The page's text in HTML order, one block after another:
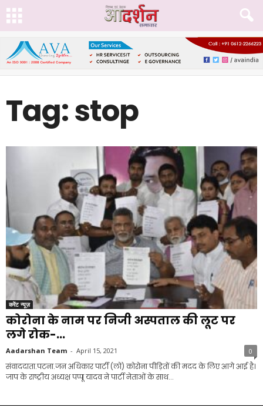
Tag: stop
करेंट न्यूज़
कोरोना के नाम पर निजी अस्पताल की लूट पर
लगे रोक-...
Aadarshan Team - April 15, 2021 0
संवाददाता.पटना.जन अधिकार पार्टी (लो) कोरोना पीड़ितों की मदद के लिए आगे आई है।
जाप के राष्ट्रीय अध्यक्ष पप्पू यादव ने पार्टी नेताओं के साथ...